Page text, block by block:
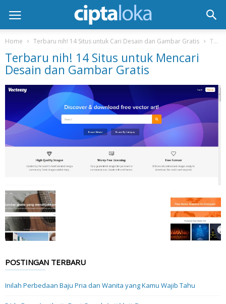
Home Terbaru nih! 14 Situs untuk Cari Desain dan Gambar Gratis Terbaru nih! 14 Situs untuk Mencari Desain dan Gambar Gratis
Terbaru nih! 14 Situs untuk Mencari
Desain dan Gambar Gratis
POSTINGAN TERBARU
Inilah Perbedaan Baju Pria dan Wanita yang Kamu Wajib Tahu